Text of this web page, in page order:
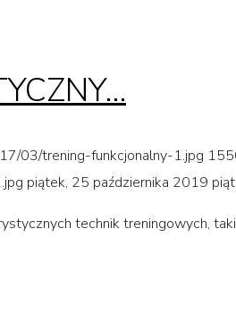
03/trening-funkcjonalny-1.jpg
piątek, 25 października 2019
technik treningowych,